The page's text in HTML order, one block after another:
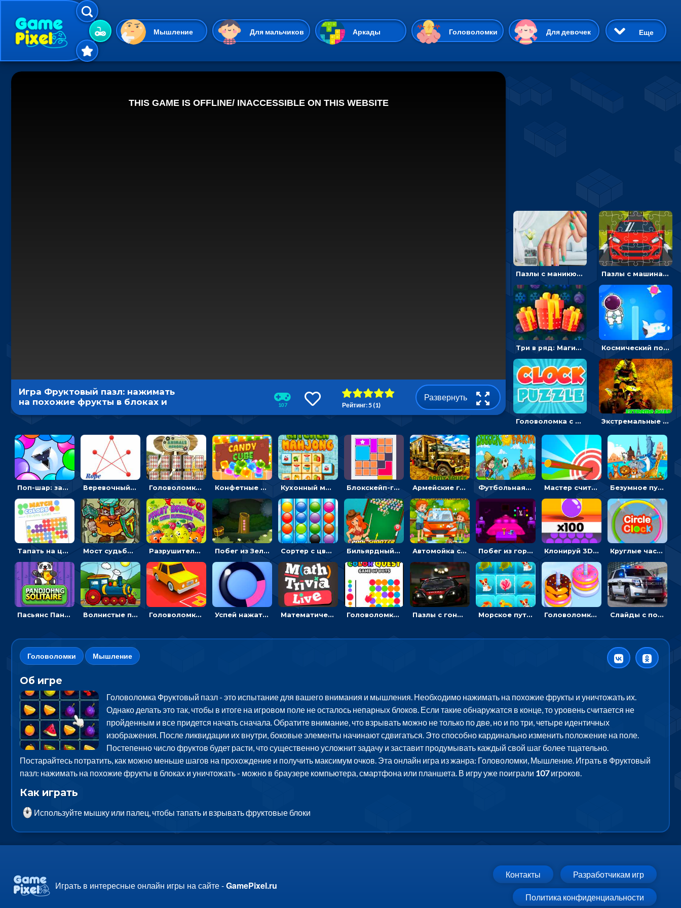
Мышление Для мальчиков Аркады Головоломки Для девочек
Гиперказуальные Казуальные Веселые 3D Приключения
Еще
Пазлы с маникюром: собери идеальный рисунок для ногтей Пазлы с машинами Форд: собирать картинки и открывать новые
Три в ряд: Магические рождественские драгоценности Космический побег: двигать космонавта, чтобы попасть к кораблю
Головоломка с часами для детей: читать время по циферблату Экстремальные пазлы с квадроциклами: собирать крутые тачки
Игра Фруктовый пазл: нажимать
на похожие фрукты в блоках и
уничтожать
107 Рейтинг: 5 (1)
Развернуть
Поп-шар: запускать колючку, чтобы лопать воздушные шарики Веревочный мастер: двигай узелки и развязывай их Головоломка с животными: переворачивать карточки, чтобы находить пару Конфетные кубики: двигать сладости в сторону, чтобы стрелять по целям Кухонный маджонг: соединять пары посуды и расчищать поле Блокскейп-головоломка: двигать блоки, чтобы достать элемент со звездой Армейские грузовики в пазлах: собери военную машину Футбольная ферма: бей по мячу, чтобы забивать в ворота и ловить звезды Мастер считать стрелы: увеличивать запас, чтобы поразить больше целей Безумное путешествие друзей по миру: собирать пазлы из фото с животными
Тапать на цветные точки, чтобы взрывать одинаковые - три в ряд Мост судьбы: прыгать по платформам и бить молотом орков Разрушитель фруктов: стрелять ягодами по ананасам Побег из Зеленого парка: решай ребусы, чтобы выбраться на свободу Сортер с цветными шариками: размещать в колбах по цвету Бильярдный пул: стрелять шариками, чтобы взрывать одинаковые Автомойка со скрытыми звездами: ищи на время Побег из горной деревни: решай головоломки, чтобы открыть ворота Клонируй 3D шарики и сливай их в воронку Круглые часы: ловить цветную стрелку в одинаковом участке циферблата
Пасьянс Панджонг: собирать карты по порядку, чтобы очистить поле Волнистые пазлы с транспортом: собирай картинку из частей Головоломка Парк-стоянка: рисовать линии, чтобы парковать машины Успей нажать: кликай, чтобы попасть в цветной сектор круга Математическая викторина мультиплеер: решать примеры на время Головоломка Цветной квест: тапай по цветным точкам и перекрашивай поле Пазлы с гоночными автомобилями: собери свой болид по частям Морское путешествие: двигай блоки, чтобы соединять одинаковые по три в ря Головоломка Сортер пончиков: двигать и соединять по цвету Слайды с полицейскими машинами: перемещать пазлы, чтобы собрать картинку
Головоломки Мышление
Об игре
Головоломка Фруктовый пазл - это испытание для вашего внимания и мышления. Необходимо нажимать на похожие фрукты и уничтожать их.
Однако делать это так, чтобы в итоге на игровом поле не осталось непарных блоков. Если такие обнаружатся в конце, то уровень считается не
пройденным и все придется начать сначала. Обратите внимание, что взрывать можно не только по две, но и по три, четыре идентичных
изображения. После ликвидации их внутри, боковые элементы начинают сдвигаться. Это способно кардинально изменить положение на поле.
Постепенно число фруктов будет расти, что существенно усложнит задачу и заставит продумывать каждый свой шаг более тщательно.
Постарайтесь потратить, как можно меньше шагов на прохождение и получить максимум очков. Эта онлайн игра из жанра: Головоломки, Мышление. Играть в Фруктовый
пазл: нажимать на похожие фрукты в блоках и уничтожать - можно в браузере компьютера, смартфона или планшета. В игру уже поиграли 107игроков.
Как играть
Используйте мышку или палец, чтобы тапать и взрывать фруктовые блоки
Играть в интересные онлайн игры на сайте -GamePixel.ru
Контакты Разработчикам игр
Политика конфиденциальности